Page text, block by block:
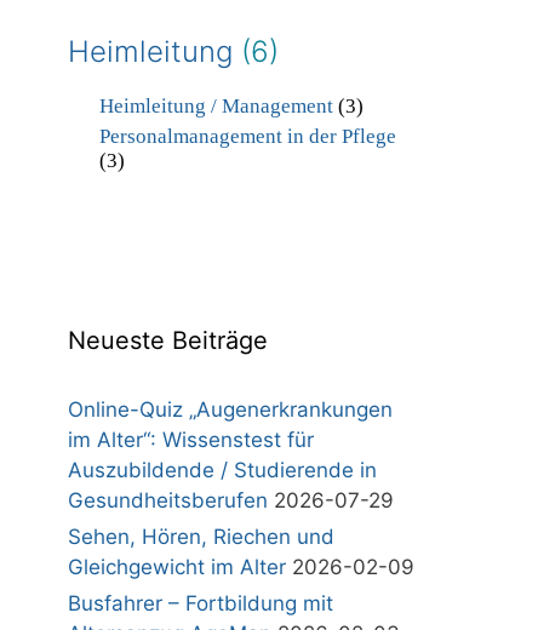
Heimleitung (6)
Heimleitung / Management(3)
Personalmanagement in der Pflege
(3)
Neueste Beiträge
Online-Quiz „Augenerkrankungen
im Alter“: Wissenstest für
Auszubildende / Studierende in
Gesundheitsberufen 2026-07-29
Sehen, Hören, Riechen und
Gleichgewicht im Alter 2026-02-09
Busfahrer – Fortbildung mit